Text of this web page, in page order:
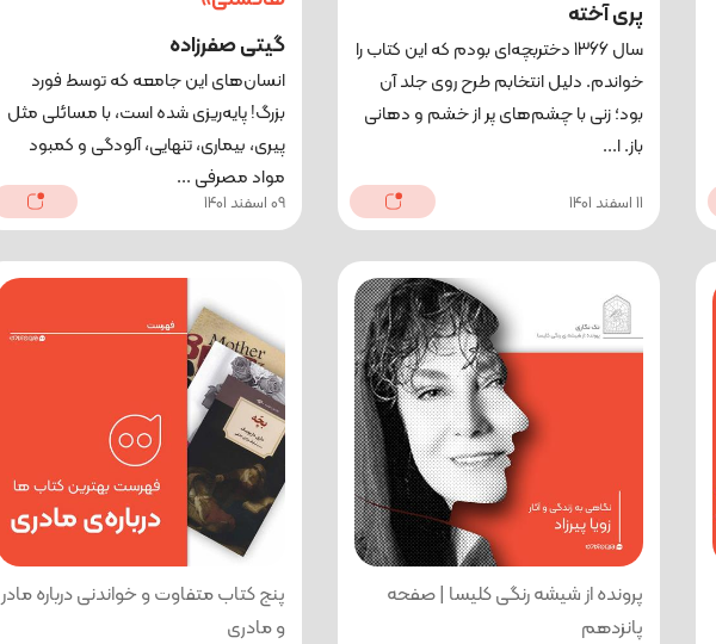
پری آخته
سال 1366 دختربچه‌ای بودم که این کتاب را
خواندم. دلیل انتخابم طرح روی جلد آن
بود؛ زنی با چشم‌های پر از خشم و دهانی
باز. ا...
11 اسفند 1401
گیتی صفرزاده
انسان‌های این جامعه که توسط فورد
بزرگ! پایه‌ریزی شده است، با مسائلی مثل
پیری، بیماری، تنهایی، آلودگی و کمبود
مواد مصرفی ...
09 اسفند 1401
پرونده از شیشه رنگی کلیسا | صفحه
پانزدهم
پنج کتاب متفاوت و خواندنی درباره مادر
و مادری